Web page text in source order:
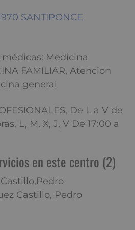
SANTIPONCE
Medicina
FAMILIAR, Atencion
general
De L a V de
L, M, X, J, V De 17:00 a
en este centro (2)
Castillo, Pedro